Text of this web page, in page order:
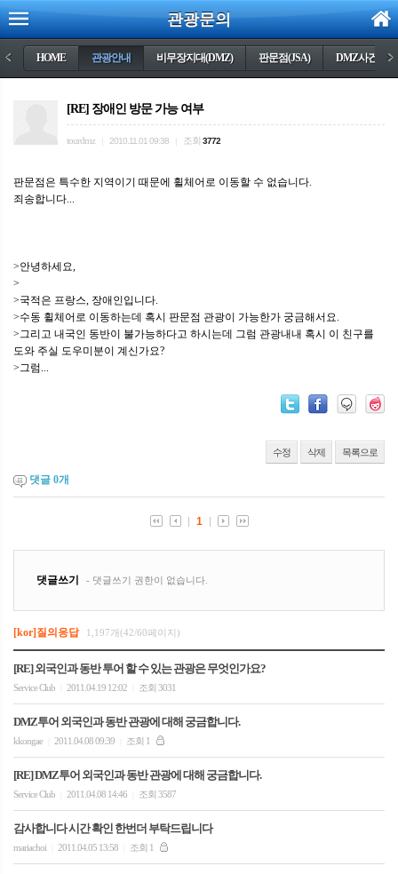
관광문의
< HOME 관광안내 비무장지대(DMZ) 판문점(JSA) DMZ사건들 >
[RE] 장애인 방문 가능 여부
tourdmz 2010.11.01 09:38 조회 3772
판문점은 특수한 지역이기 때문에 휠체어로 이동할 수 없습니다.
죄송합니다...
>안녕하세요,
>
>국적은 프랑스, 장애인입니다.
>수동 휠체어로 이동하는데 혹시 판문점 관광이 가능한가 궁금해서요.
>그리고 내국인 동반이 불가능하다고 하시는데 그럼 관광내내 혹시 이 친구를
도와 주실 도우미분이 계신가요?
>그럼...
수정 삭제 목록으로
댓글 0개
[kor]질의응답 1,197개(42/60페이지)
[RE] 외국인과 동반 투어 할 수 있는 관광은 무엇인가요?
Service Club 2011.04.19 12:02 조회 3031
DMZ투어 외국인과 동반 관광에 대해 궁금합니다.
kkongae 2011.04.08 09:39 조회 1
[RE] DMZ투어 외국인과 동반 관광에 대해 궁금합니다.
Service Club 2011.04.08 14:46 조회 3587
감사합니다 시간 확인 한번더 부탁드립니다
mariachoi 2011.04.05 13:58 조회 1